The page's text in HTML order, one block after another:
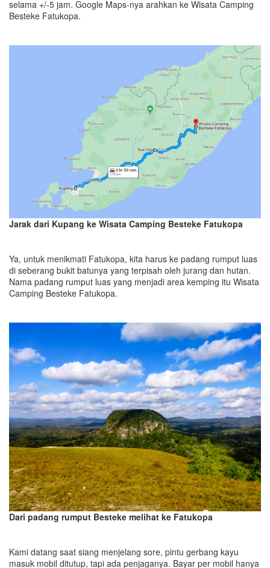
selama +/-5 jam. Google Maps-nya arahkan ke Wisata Camping
Besteke Fatukopa.
Jarak dari Kupang ke Wisata Camping Besteke Fatukopa
Ya, untuk menikmati Fatukopa, kita harus ke padang rumput luas
di seberang bukit batunya yang terpisah oleh jurang dan hutan.
Nama padang rumput luas yang menjadi area kemping itu Wisata
Camping Besteke Fatukopa.
Dari padang rumput Besteke melihat ke Fatukopa
Kami datang saat siang menjelang sore, pintu gerbang kayu
masuk mobil ditutup, tapi ada penjaganya. Bayar per mobil hanya